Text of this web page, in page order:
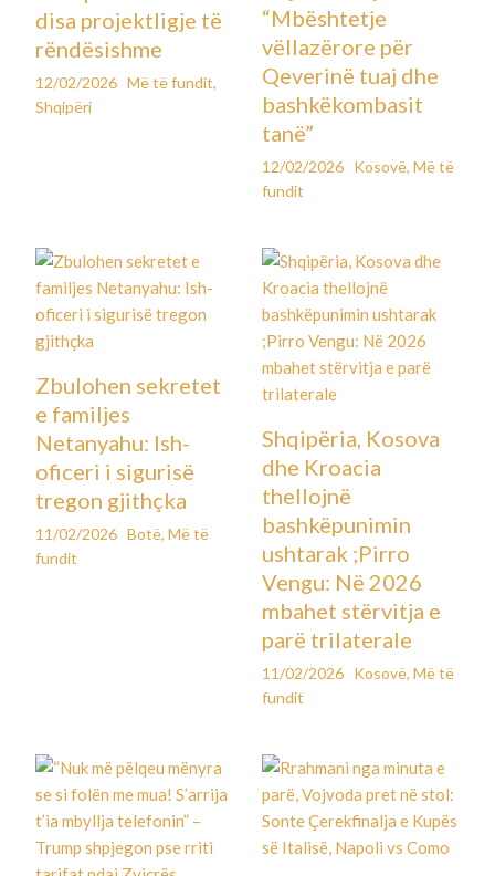
disa projektligje të
rëndësishme
12/02/2026 Më të fundit,
Shqipëri
“Mbështetje
vëllazërore për
Qeverinë tuaj dhe
bashkëkombasit
tanë”
12/02/2026 Kosovë, Më të
fundit
Zbulohen sekretet
e familjes
Netanyahu: Ish-
oficeri i sigurisë
tregon gjithçka
11/02/2026 Botë,Më të
fundit
Shqipëria, Kosova
dhe Kroacia
thellojnë
bashkëpunimin
ushtarak ;Pirro
Vengu: Në 2026
mbahet stërvitja e
parë trilaterale
11/02/2026 Kosovë, Më të
fundit